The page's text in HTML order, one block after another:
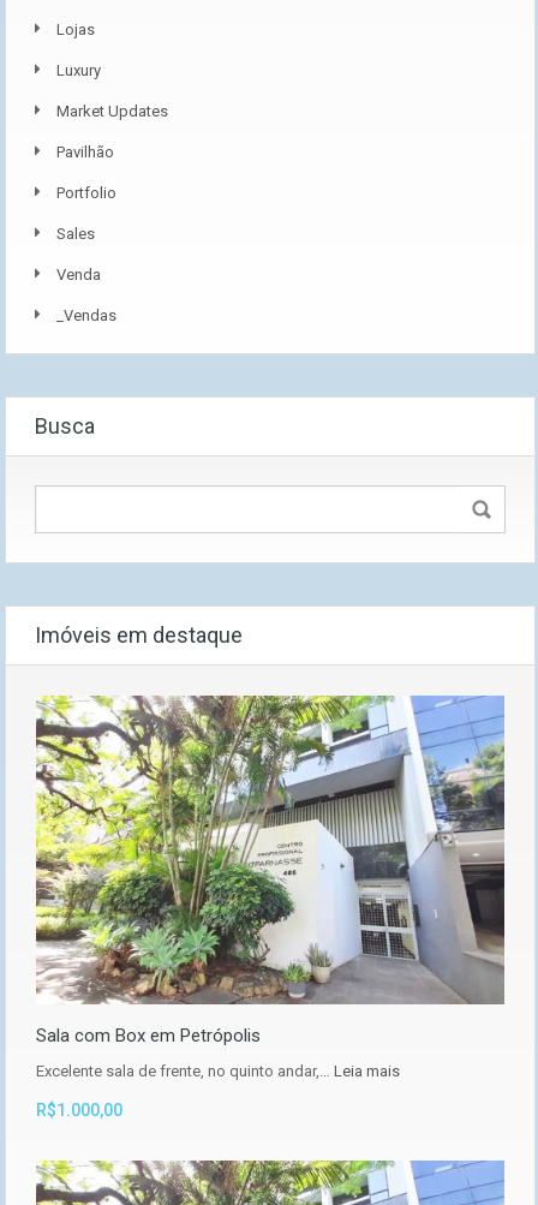
Lojas
Luxury
Market Updates
Pavilhão
Portfolio
Sales
Venda
_Vendas
Busca
Imóveis em destaque
Sala com Box em Petrópolis
Excelente sala de frente, no quinto andar,… Leia mais
R$1.000,00